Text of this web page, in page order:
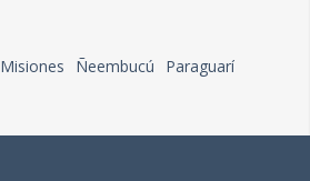
Misiones Ñeembucú
Paraguarí